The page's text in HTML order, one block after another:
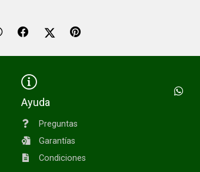
Ayuda
Preguntas
Garantías
Condiciones